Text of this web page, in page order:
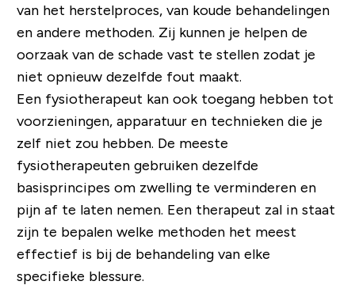
van het herstelproces, van koude behandelingen
en andere methoden. Zij kunnen je helpen de
oorzaak van de schade vast te stellen zodat je
niet opnieuw dezelfde fout maakt.
Een fysiotherapeut kan ook toegang hebben tot
voorzieningen, apparatuur en technieken die je
zelf niet zou hebben. De meeste
fysiotherapeuten gebruiken dezelfde
basisprincipes om zwelling te verminderen en
pijn af te laten nemen. Een therapeut zal in staat
zijn te bepalen welke methoden het meest
effectief is bij de behandeling van elke
specifieke blessure.